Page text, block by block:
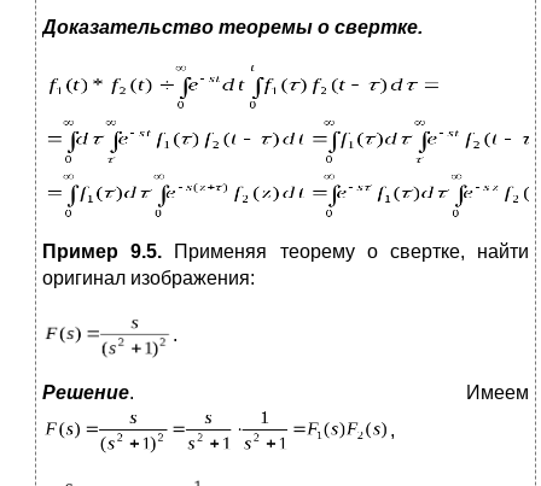
Доказательство теоремы о свертке.
Пример 9.5. Применяя теорему о свертке, найти
оригинал изображения:
.
Решение. Имеем
,